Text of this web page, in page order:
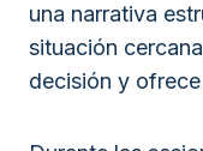
una narrativa
situación
decisión y